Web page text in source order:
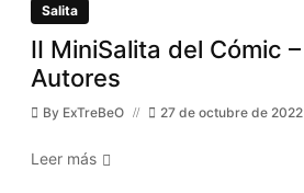
Salita
II MiniSalita del Cómic –
Autores
By ExTreBeO 27 de octubre de 2022
Leer más